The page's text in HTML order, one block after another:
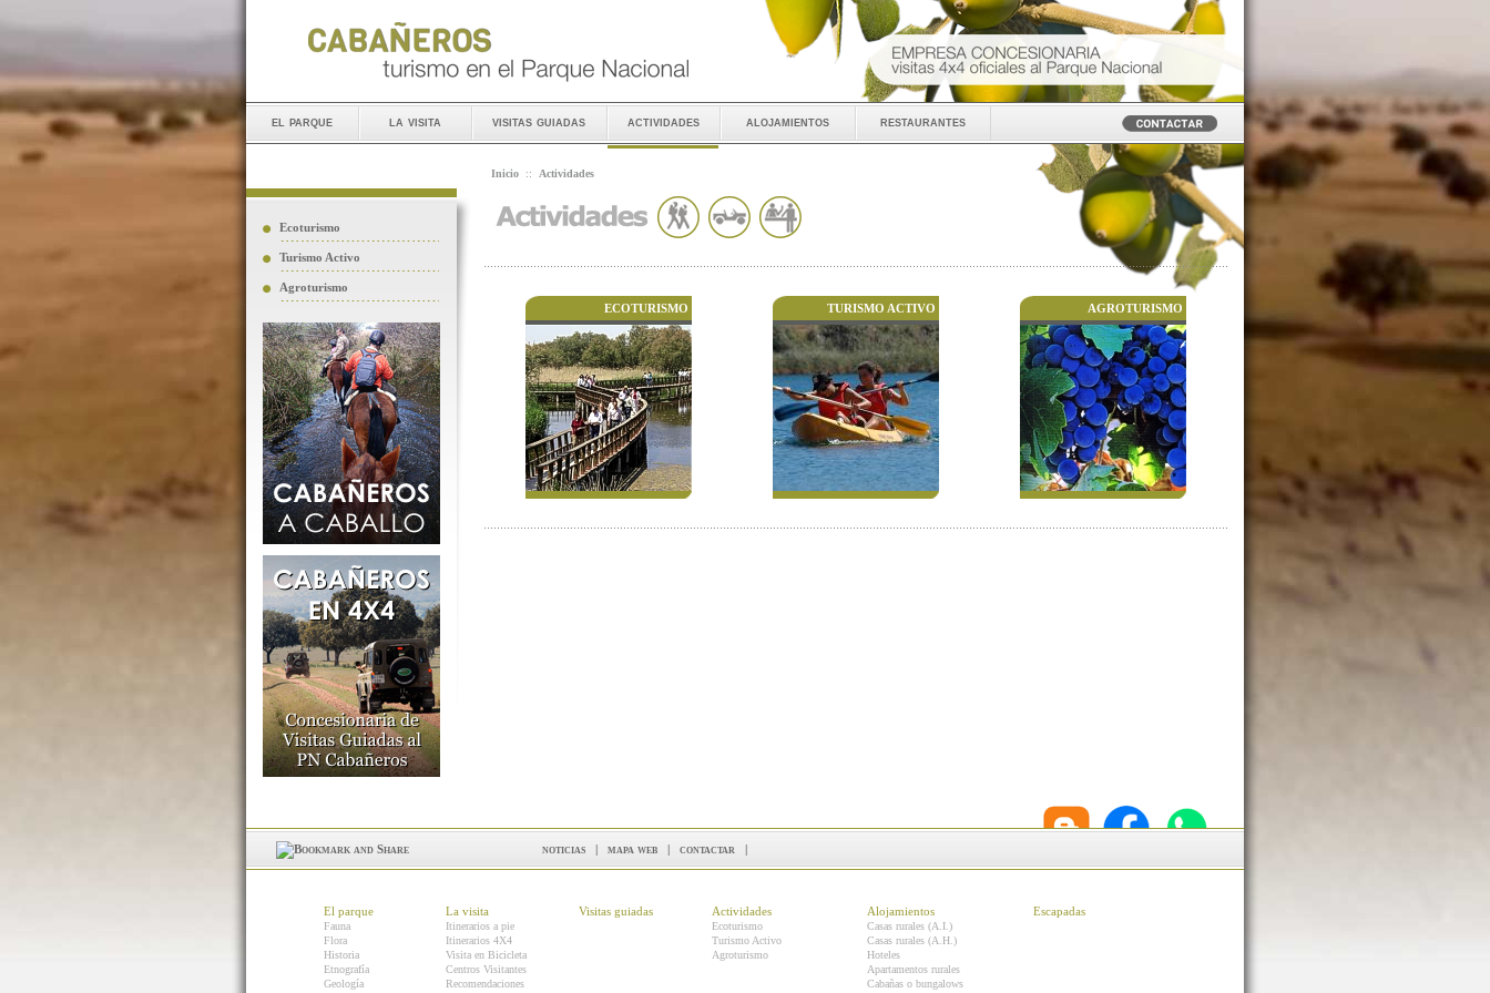
el parque la visita visitas guiadas actividades alojamientos restaurantes
Ecoturismo
Turismo Activo
Agroturismo
Inicio :: Actividades
ECOTURISMO TURISMO ACTIVO AGROTURISMO
noticias | mapa web | contactar |
El parque
Fauna
Flora
Historia
Etnografía
Geología
La visita
Itinerarios a pie
Itinerarios 4X4
Visita en Bicicleta
Centros Visitantes
Recomendaciones
Visitas guiadas Actividades
Ecoturismo
Turismo Activo
Agroturismo
Alojamientos
Casas rurales (A.I.)
Casas rurales (A.H.)
Hoteles
Apartamentos rurales
Cabañas o bungalows
Escapadas